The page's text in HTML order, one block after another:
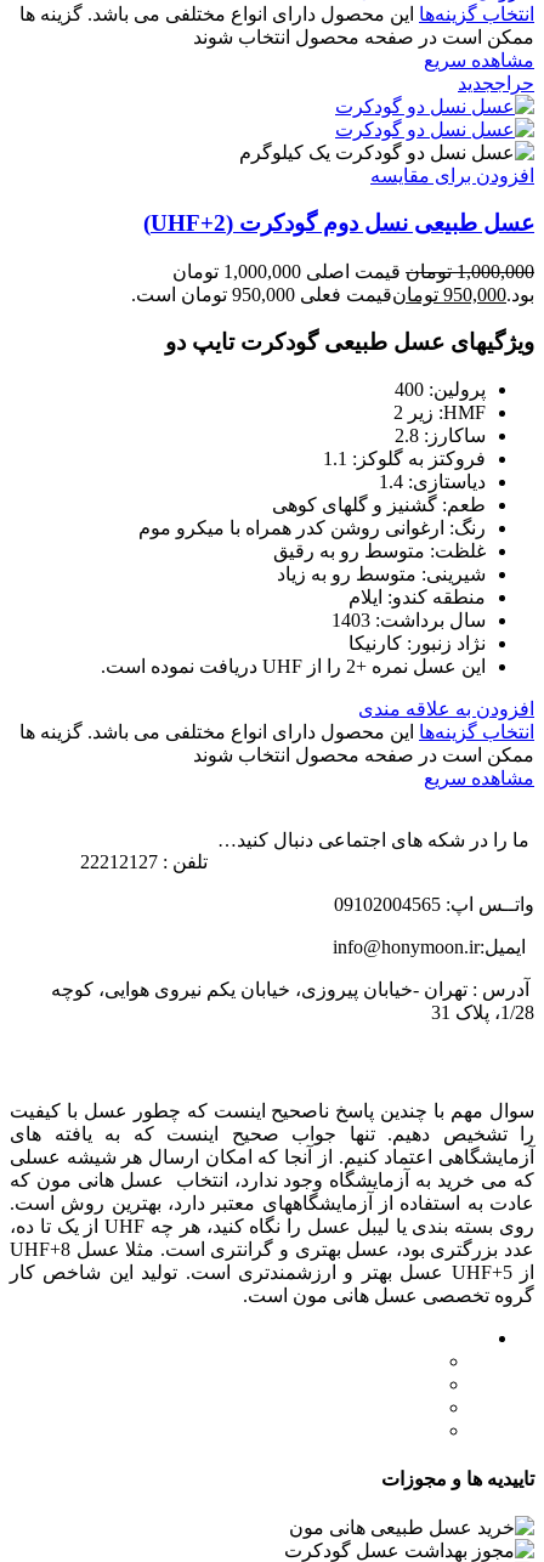
انتخاب گزینه‌ها این محصول دارای انواع مختلفی می باشد. گزینه ها
ممکن است در صفحه محصول انتخاب شوند
مشاهده سریع
حراججدید
یک کیلوگرم
افزودن برای مقایسه
عسل طبیعی نسل دوم گودکرت (UHF+2)
1,000,000 تومان
قیمت اصلی 1,000,000 تومان
بود.950,000 تومانقیمت فعلی 950,000 تومان است.
ویژگیهای عسل طبیعی گودکرت تایپ دو
پرولین: 400
HMF: زیر 2
ساکارز: 2.8
فروکتز به گلوکز: 1.1
دیاستازی: 1.4
طعم: گشنیز و گلهای کوهی
رنگ: ارغوانی روشن کدر همراه با میکرو موم
غلظت: متوسط رو به رقیق
شیرینی: متوسط رو به زیاد
منطقه کندو: ایلام
سال برداشت: 1403
نژاد زنبور: کارنیکا
این عسل نمره +2 را از UHF دریافت نموده است.
افزودن به علاقه مندی
انتخاب گزینه‌ها این محصول دارای انواع مختلفی می باشد. گزینه ها
ممکن است در صفحه محصول انتخاب شوند
مشاهده سریع
ما را در شکه های اجتماعی دنبال کنید…
تلفن : 22212127
واتــس اپ: 09102004565
ایمیل:info@honymoon.ir
آدرس : تهران -خیابان پیروزی، خیابان یکم نیروی هوایی، کوچه
1/28، پلاک 31
سوال مهم با چندین پاسخ ناصحیح اینست که چطور عسل با کیفیت
را تشخیص دهیم. تنها جواب صحیح اینست که به یافته های
آزمایشگاهی اعتماد کنیم. از آنجا که امکان ارسال هر شیشه عسلی
که می خرید به آزمایشگاه وجود ندارد، انتخاب عسل هانی مون که
عادت به استفاده از آزمایشگاههای معتبر دارد، بهترین روش است.
روی بسته بندی یا لیبل عسل را نگاه کنید، هر چه UHF از یک تا ده،
عدد بزرگتری بود، عسل بهتری و گرانتری است. مثلا عسل UHF+8
از UHF+5 عسل بهتر و ارزشمندتری است. تولید این شاخص کار
گروه تخصصی عسل هانی مون است.
تاییدیه ها و مجوزات